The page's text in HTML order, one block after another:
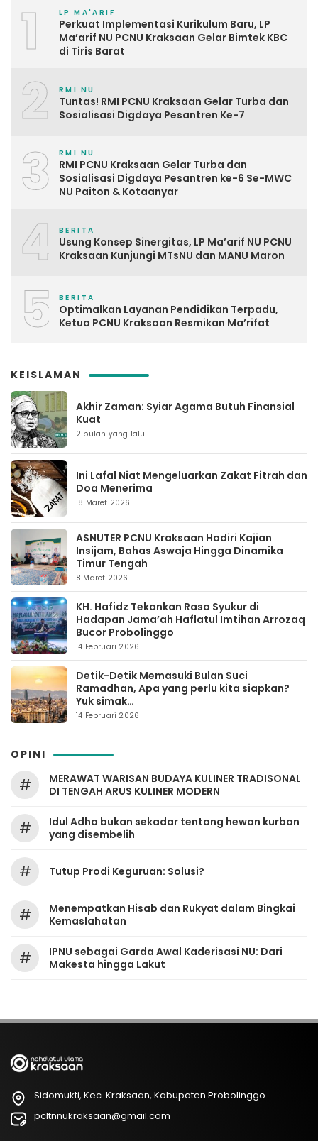
1 LP MA'ARIF
Perkuat Implementasi Kurikulum Baru, LP
Ma’arif NU PCNU Kraksaan Gelar Bimtek KBC
di Tiris Barat
2 RMI NU
Tuntas! RMI PCNU Kraksaan Gelar Turba dan
Sosialisasi Digdaya Pesantren Ke-7
3 RMI NU
RMI PCNU Kraksaan Gelar Turba dan
Sosialisasi Digdaya Pesantren ke-6 Se-MWC
NU Paiton & Kotaanyar
4 BERITA
Usung Konsep Sinergitas, LP Ma’arif NU PCNU
Kraksaan Kunjungi MTsNU dan MANU Maron
5 BERITA
Optimalkan Layanan Pendidikan Terpadu,
Ketua PCNU Kraksaan Resmikan Ma’rifat
KEISLAMAN
Akhir Zaman: Syiar Agama Butuh Finansial
Kuat
2 bulan yang lalu
Ini Lafal Niat Mengeluarkan Zakat Fitrah dan
Doa Menerima
18 Maret 2026
ASNUTER PCNU Kraksaan Hadiri Kajian
Insijam, Bahas Aswaja Hingga Dinamika
Timur Tengah
8 Maret 2026
KH. Hafidz Tekankan Rasa Syukur di
Hadapan Jama’ah Haflatul Imtihan Arrozaq
Bucor Probolinggo
14 Februari 2026
Detik-Detik Memasuki Bulan Suci
Ramadhan, Apa yang perlu kita siapkan?
Yuk simak…
14 Februari 2026
OPINI
#
MERAWAT WARISAN BUDAYA KULINER TRADISONAL
DI TENGAH ARUS KULINER MODERN
#
Idul Adha bukan sekadar tentang hewan kurban
yang disembelih
# Tutup Prodi Keguruan: Solusi?
#
Menempatkan Hisab dan Rukyat dalam Bingkai
Kemaslahatan
#
IPNU sebagai Garda Awal Kaderisasi NU: Dari
Makesta hingga Lakut
Sidomukti, Kec. Kraksaan, Kabupaten Probolinggo.
pcltnnukraksaan@gmail.com